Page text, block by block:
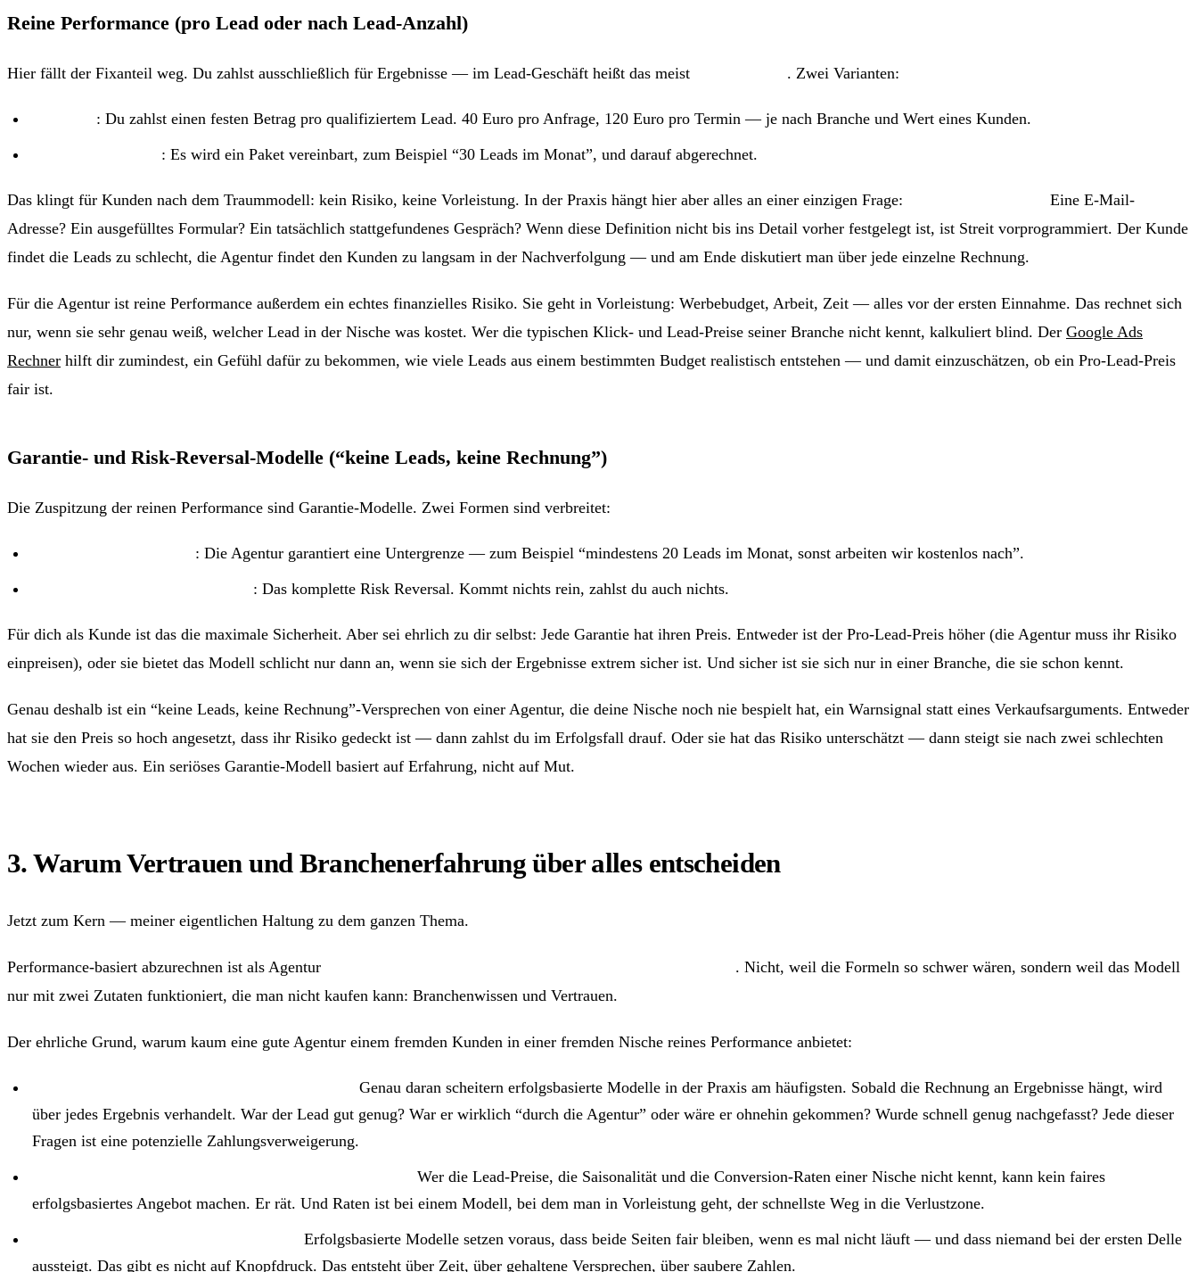
Reine Performance (pro Lead oder nach Lead-Anzahl)
Hier fällt der Fixanteil weg. Du zahlst ausschließlich für Ergebnisse — im Lead-Geschäft heißt das meist . Zwei Varianten:
: Du zahlst einen festen Betrag pro qualifiziertem Lead. 40 Euro pro Anfrage, 120 Euro pro Termin — je nach Branche und Wert eines Kunden.
: Es wird ein Paket vereinbart, zum Beispiel “30 Leads im Monat”, und darauf abgerechnet.
Das klingt für Kunden nach dem Traummodell: kein Risiko, keine Vorleistung. In der Praxis hängt hier aber alles an einer einzigen Frage:
Eine E-Mail-
Adresse? Ein ausgefülltes Formular? Ein tatsächlich stattgefundenes Gespräch? Wenn diese Definition nicht bis ins Detail vorher festgelegt ist, ist Streit vorprogrammiert. Der Kunde
findet die Leads zu schlecht, die Agentur findet den Kunden zu langsam in der Nachverfolgung — und am Ende diskutiert man über jede einzelne Rechnung.
Für die Agentur ist reine Performance außerdem ein echtes finanzielles Risiko. Sie geht in Vorleistung: Werbebudget, Arbeit, Zeit — alles vor der ersten Einnahme. Das rechnet sich
nur, wenn sie sehr genau weiß, welcher Lead in der Nische was kostet. Wer die typischen Klick- und Lead-Preise seiner Branche nicht kennt, kalkuliert blind. Der Google Ads
Rechner hilft dir zumindest, ein Gefühl dafür zu bekommen, wie viele Leads aus einem bestimmten Budget realistisch entstehen — und damit einzuschätzen, ob ein Pro-Lead-Preis
fair ist.
Garantie- und Risk-Reversal-Modelle (“keine Leads, keine Rechnung”)
Die Zuspitzung der reinen Performance sind Garantie-Modelle. Zwei Formen sind verbreitet:
: Die Agentur garantiert eine Untergrenze — zum Beispiel “mindestens 20 Leads im Monat, sonst arbeiten wir kostenlos nach”.
: Das komplette Risk Reversal. Kommt nichts rein, zahlst du auch nichts.
Für dich als Kunde ist das die maximale Sicherheit. Aber sei ehrlich zu dir selbst: Jede Garantie hat ihren Preis. Entweder ist der Pro-Lead-Preis höher (die Agentur muss ihr Risiko
einpreisen), oder sie bietet das Modell schlicht nur dann an, wenn sie sich der Ergebnisse extrem sicher ist. Und sicher ist sie sich nur in einer Branche, die sie schon kennt.
Genau deshalb ist ein “keine Leads, keine Rechnung”-Versprechen von einer Agentur, die deine Nische noch nie bespielt hat, ein Warnsignal statt eines Verkaufsarguments. Entweder
hat sie den Preis so hoch angesetzt, dass ihr Risiko gedeckt ist — dann zahlst du im Erfolgsfall drauf. Oder sie hat das Risiko unterschätzt — dann steigt sie nach zwei schlechten
Wochen wieder aus. Ein seriöses Garantie-Modell basiert auf Erfahrung, nicht auf Mut.
3. Warum Vertrauen und Branchenerfahrung über alles entscheiden
Jetzt zum Kern — meiner eigentlichen Haltung zu dem ganzen Thema.
Performance-basiert abzurechnen ist als Agentur
. Nicht, weil die Formeln so schwer wären, sondern weil das Modell
nur mit zwei Zutaten funktioniert, die man nicht kaufen kann: Branchenwissen und Vertrauen.
Der ehrliche Grund, warum kaum eine gute Agentur einem fremden Kunden in einer fremden Nische reines Performance anbietet:
Genau daran scheitern erfolgsbasierte Modelle in der Praxis am häufigsten. Sobald die Rechnung an Ergebnisse hängt, wird
über jedes Ergebnis verhandelt. War der Lead gut genug? War er wirklich “durch die Agentur” oder wäre er ohnehin gekommen? Wurde schnell genug nachgefasst? Jede dieser
Fragen ist eine potenzielle Zahlungsverweigerung.
Wer die Lead-Preise, die Saisonalität und die Conversion-Raten einer Nische nicht kennt, kann kein faires
erfolgsbasiertes Angebot machen. Er rät. Und Raten ist bei einem Modell, bei dem man in Vorleistung geht, der schnellste Weg in die Verlustzone.
Erfolgsbasierte Modelle setzen voraus, dass beide Seiten fair bleiben, wenn es mal nicht läuft — und dass niemand bei der ersten Delle
aussteigt. Das gibt es nicht auf Knopfdruck. Das entsteht über Zeit, über gehaltene Versprechen, über saubere Zahlen.